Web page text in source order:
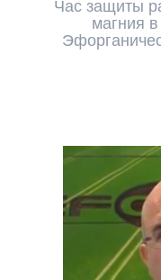
Час защиты
магния